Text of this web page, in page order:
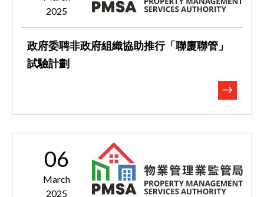
2025
政府委聘非政府組織協助推行「聯廈聯管」
試驗計劃
06
March
2025